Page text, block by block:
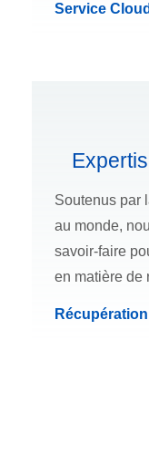
Service Cloud
Soutenus par
au monde,
savoir-faire
en matière de